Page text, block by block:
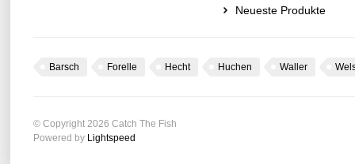
Neueste Produkte
Barsch Forelle Hecht Huchen Waller
© Copyright 2026 Catch The Fish
Powered by Lightspeed